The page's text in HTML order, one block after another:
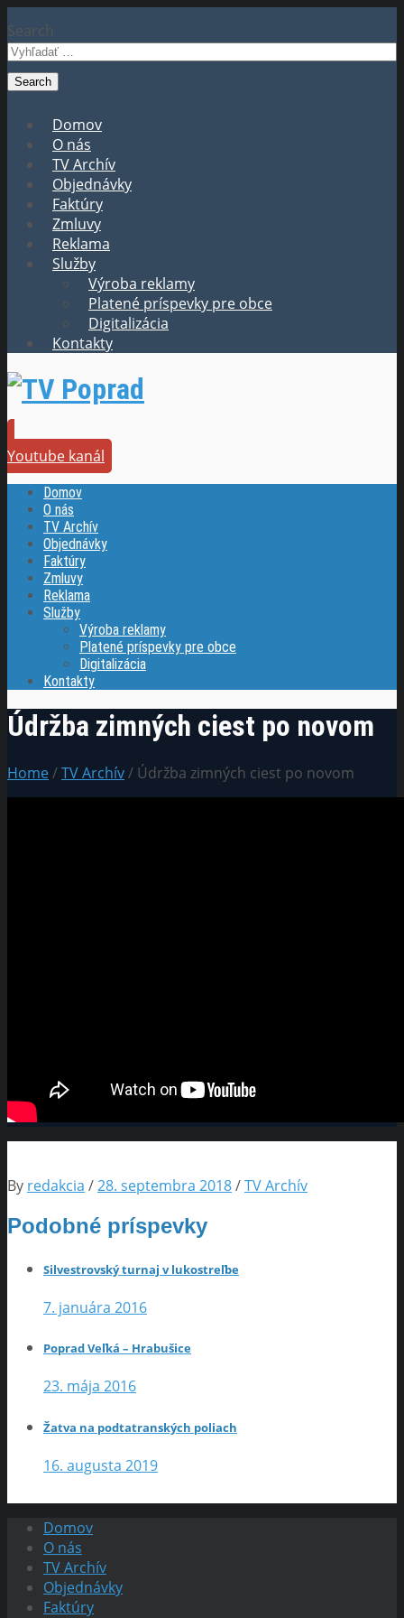
Search
Domov
O nás
TV Archív
Objednávky
Faktúry
Zmluvy
Reklama
Služby
Výroba reklamy
Platené príspevky pre obce
Digitalizácia
Kontakty
Youtube kanál
Domov
O nás
TV Archív
Objednávky
Faktúry
Zmluvy
Reklama
Služby
Výroba reklamy
Platené príspevky pre obce
Digitalizácia
Kontakty
Údržba zimných ciest po novom
Home/TV Archív/ Údržba zimných ciest po novom
By redakcia /28. septembra 2018/TV Archív
Podobné príspevky
Silvestrovský turnaj v lukostreľbe
7. januára 2016
Poprad Veľká – Hrabušice
23. mája 2016
Žatva na podtatranských poliach
16. augusta 2019
Domov
O nás
TV Archív
Objednávky
Faktúry